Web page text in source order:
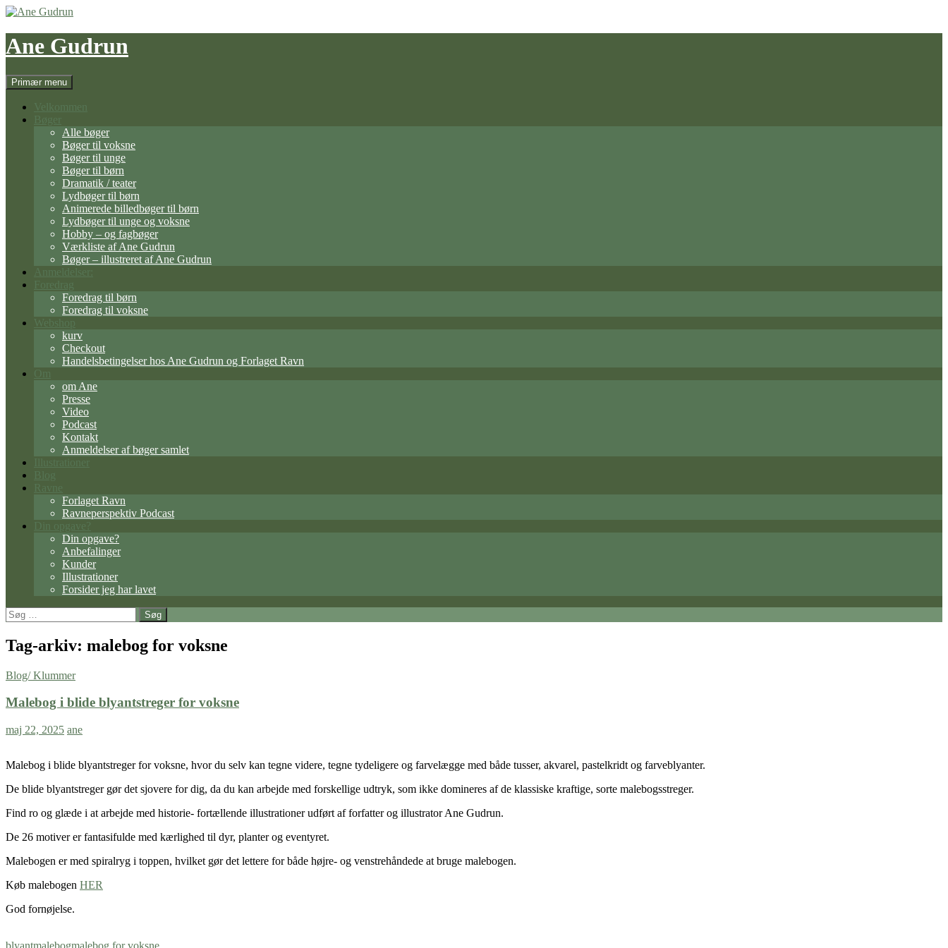
Hop
indhold
Ane Gudrun
Søg
Primær menu
Alle bøger
Bøger til voksne
Bøger til unge
Bøger til børn
Dramatik / teater
Lydbøger til børn
Animerede billedbøger til børn
Lydbøger til unge og voksne
Hobby – og fagbøger
Værkliste af Ane Gudrun
Bøger – illustreret af Ane Gudrun
Foredrag til børn
Foredrag til voksne
kurv
Checkout
Handelsbetingelser hos Ane Gudrun og Forlaget Ravn
Om
om Ane
Presse
Video
Podcast
Kontakt
Anmeldelser af bøger samlet
Forlaget Ravn
Ravneperspektiv Podcast
Din opgave?
Anbefalinger
Kunder
Illustrationer
Forsider jeg har lavet
Søg
efter:
Tag-arkiv: malebog for voksne
Blog/ Klummer
Malebog i blide blyantstreger for voksne
maj 22, 2025 ane
Malebog i blide blyantstreger for voksne, hvor du selv kan tegne videre, tegne tydeligere og farvelægge med både tusser, akvarel, pastelkridt og farveblyanter.
De blide blyantstreger gør det sjovere for dig, da du kan arbejde med forskellige udtryk, som ikke domineres af de klassiske kraftige, sorte malebogsstreger.
Find ro og glæde i at arbejde med historie- fortællende illustrationer udført af forfatter og illustrator Ane Gudrun.
De 26 motiver er fantasifulde med kærlighed til dyr, planter og eventyret.
Malebogen er med spiralryg i toppen, hvilket gør det lettere for både højre- og venstrehåndede at bruge malebogen.
Køb malebogen HER
God fornøjelse.